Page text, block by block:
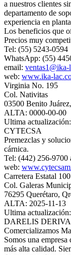
a nuestros clientes
departamento de
experiencia en
Los beneficios que
Precios muy
Tel: (55) 5243-0594
WhatsApp: (55)
email: ventas1@ika-
web: www.ika-
Virginia No. 195
Col. Nativitas
03500 Benito
ALTA: 0000-00-00
Ultima
CYTECSA
Premezclas y
cárnica.
Tel: (442) 256-9700
web:
Carretera Estatal
Col. Galeras
76295 Querétaro,
ALTA: 2025-11-13
Ultima
DARELIS
Comercializamos
Somos una
más alta calidad.